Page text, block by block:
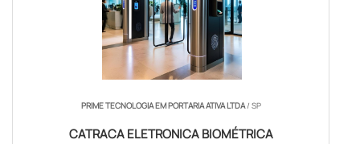
PRIME TECNOLOGIA EM PORTARIA ATIVA LTDA/ SP
CATRACA ELETRONICA BIOMÉTRICA